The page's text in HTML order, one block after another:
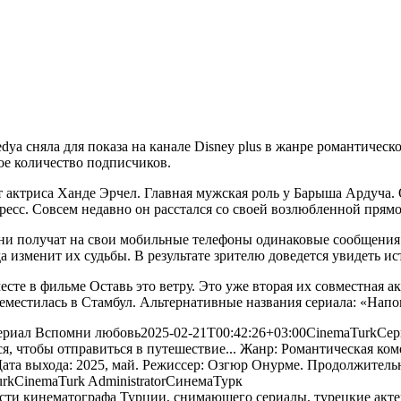
сняла для показа на канале Disney plus в жанре
количество подписчиков.
Ханде Эрчел. Главная мужская роль у Барыша Ардуча.
Совсем недавно он расстался со своей возлюбленной
на свои мобильные телефоны одинаковые
их судьбы. В результате зрителю доведется увидеть
в фильме Оставь это ветру. Это уже вторая их совместная
в Стамбул. Альтернативные названия сериала:
Вспомни любовь2025-02-21T00:42:26+03:00CinemaTurk
чтобы отправиться в путешествие... Жанр: Романтическая
выхода: 2025, май. Режиссер: Озгюр Онурме.
CinemaTurkAdministratorСинемаТурк